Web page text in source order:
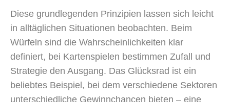
Diese grundlegenden Prinzipien lassen sich leicht
in alltäglichen Situationen beobachten. Beim
Würfeln sind die Wahrscheinlichkeiten klar
definiert, bei Kartenspielen bestimmen Zufall und
Strategie den Ausgang. Das Glücksrad ist ein
beliebtes Beispiel, bei dem verschiedene Sektoren
unterschiedliche Gewinnchancen bieten – eine